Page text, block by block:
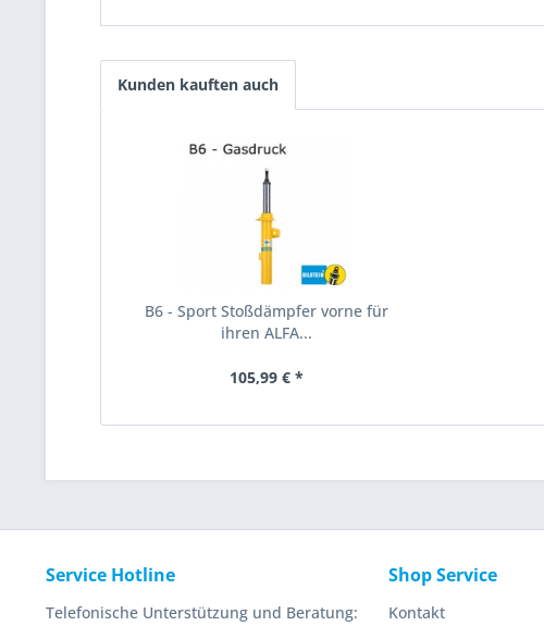
Kunden kauften auch
B6 - Sport Stoßdämpfer vorne für
ihren ALFA...
105,99 € *
Service Hotline
Telefonische Unterstützung und Beratung:
Shop Service
Kontakt